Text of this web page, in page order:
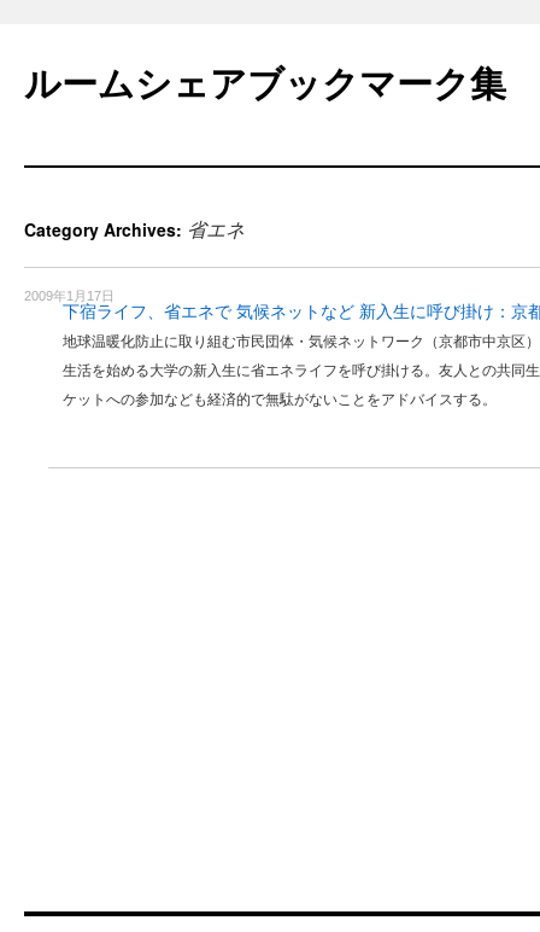
content
ルームシェアブックマーク集
Category Archives: 省エネ
2009年1月17日
下宿ライフ、省エネで 気候ネットなど 新入生に呼び掛け：京
地球温暖化防止に取り組む市民団体・気候ネットワーク（京都市中京区
生活を始める大学の新入生に省エネライフを呼び掛ける。友人との共同
ケットへの参加なども経済的で無駄がないことをアドバイスする。